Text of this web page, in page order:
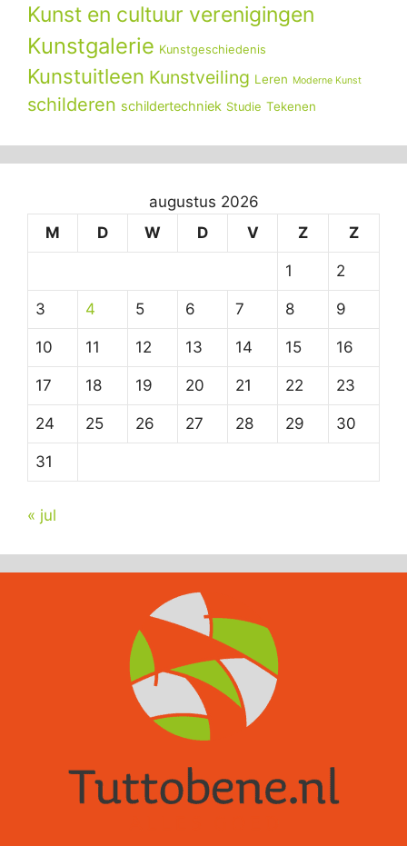
Kunst en cultuur verenigingen
Kunstgalerie Kunstgeschiedenis
Kunstuitleen Kunstveiling Leren Moderne Kunst
schilderen schildertechniek Studie Tekenen
augustus 2026
M
D W D V Z Z
1 2
3 4 5 6 7 8 9
10 11 12 13 14 15 16
17 18 19 20 21 22 23
24 25 26 27 28 29 30
31
« jul